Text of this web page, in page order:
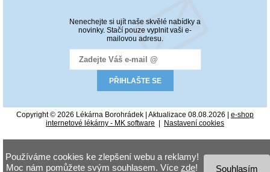
Nenechejte si ujít naše skvělé nabídky a
novinky. Stačí pouze vyplnit vaši e-
mailovou adresu.
Copyright © 2026 Lékárna Borohrádek | Aktualizace 08.08.2026 | e-shop
internetové lékárny - MK software
Nastavení cookies
Souhlasím
Používáme cookies ke zlepšení webu a reklamy!
Moc nám pomůžete svým souhlasem. Více zde!